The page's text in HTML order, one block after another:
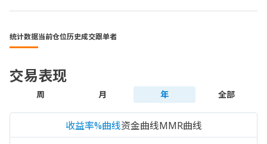
统计数据当前仓位历史成交跟单者
交易表现
周 月 年 全部
收益率%曲线资金曲线MMR曲线